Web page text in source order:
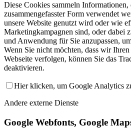
Diese Cookies sammeln Informationen,
zusammengefasster Form verwendet
unsere Website genutzt wird oder wie
Marketingkampagnen sind, oder dabei
und Anwendung für Sie anzupassen,
Wenn Sie nicht möchten, dass wir
Webseite verfolgen, können Sie das
deaktivieren.
Hier klicken, um Google Analytics
Andere externe Dienste
Google Webfonts, Google